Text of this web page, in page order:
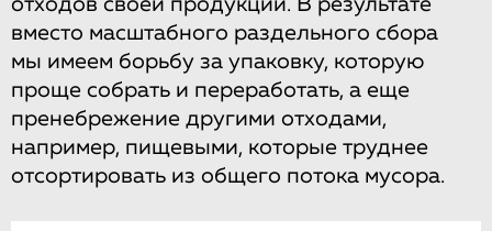
отходов своей продукции. В результате
вместо масштабного раздельного сбора
мы имеем борьбу за упаковку, которую
проще собрать и переработать, а еще
пренебрежение другими отходами,
например, пищевыми, которые труднее
отсортировать из общего потока мусора.